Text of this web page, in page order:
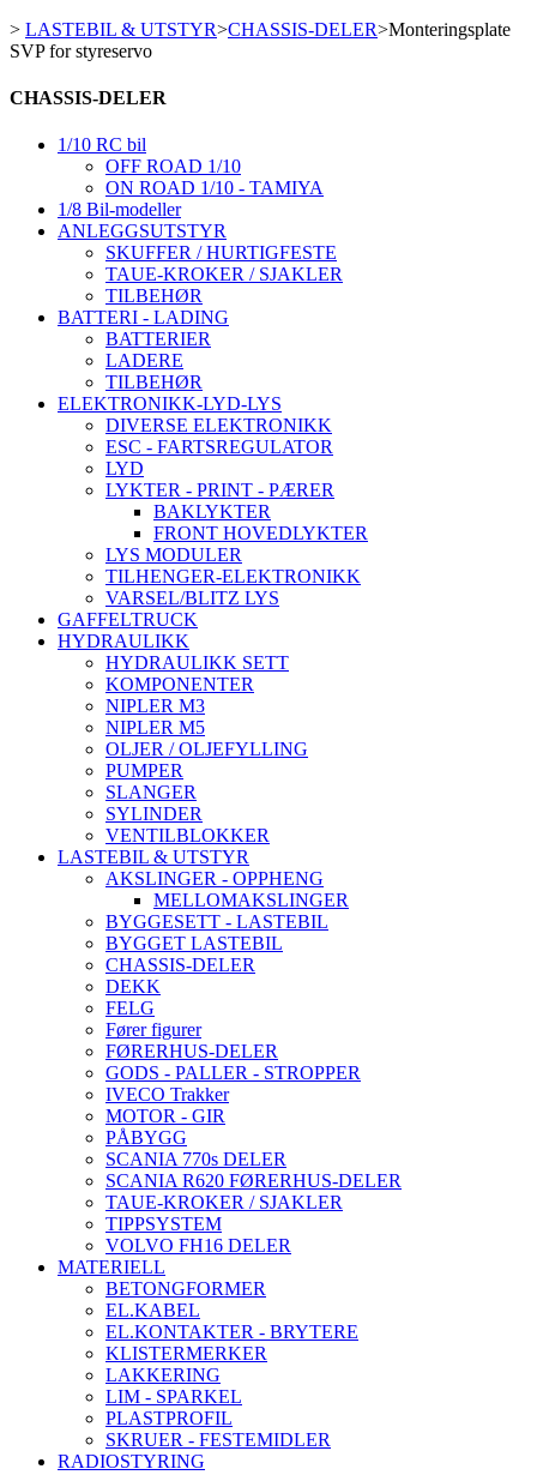
> LASTEBIL & UTSTYR>CHASSIS-DELER>Monteringsplate
SVP for styreservo
CHASSIS-DELER
1/10 RC bil
OFF ROAD 1/10
ON ROAD 1/10 - TAMIYA
1/8 Bil-modeller
ANLEGGSUTSTYR
SKUFFER / HURTIGFESTE
TAUE-KROKER / SJAKLER
TILBEHØR
BATTERI - LADING
BATTERIER
LADERE
TILBEHØR
ELEKTRONIKK-LYD-LYS
DIVERSE ELEKTRONIKK
ESC - FARTSREGULATOR
LYD
LYKTER - PRINT - PÆRER
BAKLYKTER
FRONT HOVEDLYKTER
LYS MODULER
TILHENGER-ELEKTRONIKK
VARSEL/BLITZ LYS
GAFFELTRUCK
HYDRAULIKK
HYDRAULIKK SETT
KOMPONENTER
NIPLER M3
NIPLER M5
OLJER / OLJEFYLLING
PUMPER
SLANGER
SYLINDER
VENTILBLOKKER
LASTEBIL & UTSTYR
AKSLINGER - OPPHENG
MELLOMAKSLINGER
BYGGESETT - LASTEBIL
BYGGET LASTEBIL
CHASSIS-DELER
DEKK
FELG
Fører figurer
FØRERHUS-DELER
GODS - PALLER - STROPPER
IVECO Trakker
MOTOR - GIR
PÅBYGG
SCANIA 770s DELER
SCANIA R620 FØRERHUS-DELER
TAUE-KROKER / SJAKLER
TIPPSYSTEM
VOLVO FH16 DELER
MATERIELL
BETONGFORMER
EL.KABEL
EL.KONTAKTER - BRYTERE
KLISTERMERKER
LAKKERING
LIM - SPARKEL
PLASTPROFIL
SKRUER - FESTEMIDLER
RADIOSTYRING